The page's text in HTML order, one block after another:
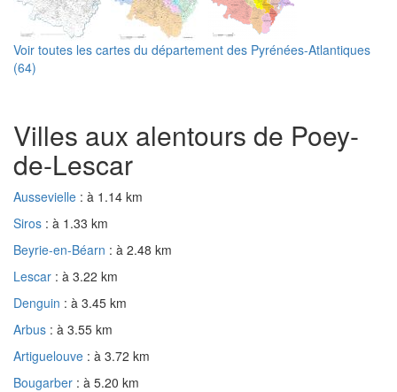
Voir toutes les cartes du département des Pyrénées-Atlantiques
(64)
Villes aux alentours de Poey-
de-Lescar
Aussevielle : à 1.14 km
Siros : à 1.33 km
Beyrie-en-Béarn : à 2.48 km
Lescar : à 3.22 km
Denguin : à 3.45 km
Arbus : à 3.55 km
Artiguelouve : à 3.72 km
Bougarber : à 5.20 km